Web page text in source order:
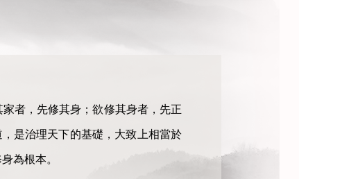
者，先修其身；欲修其身者，先正
是治理天下的基礎，大致上相當於
為根本。